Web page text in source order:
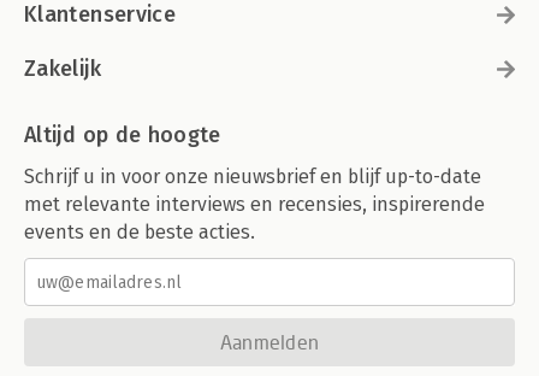
Klantenservice
Zakelijk
Altijd op de hoogte
Schrijf u in voor onze nieuwsbrief en blijf up-to-date
met relevante interviews en recensies, inspirerende
events en de beste acties.
Aanmelden